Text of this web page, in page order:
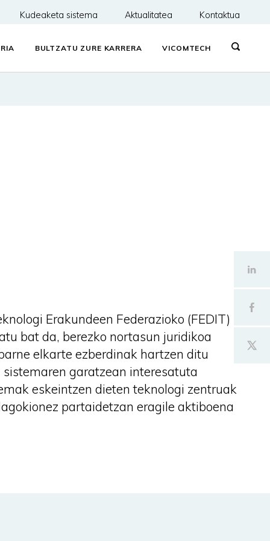
Kudeaketa sistema Aktualitatea Kontaktua
BULTZATU ZURE KARRERA VICOMTECH
Erakundeen Federazioko (FEDIT)
bat da, berezko nortasun juridikoa
elkarte ezberdinak hartzen ditu
garatzean interesatuta
eskeintzen dieten teknologi zentruak
partaidetzan eragile aktiboena